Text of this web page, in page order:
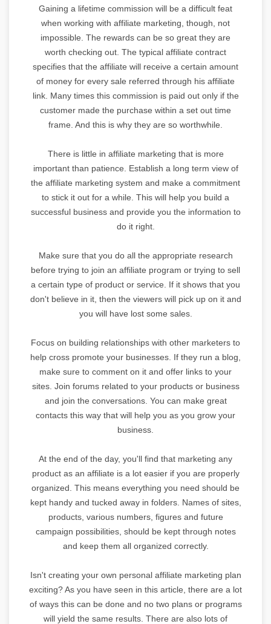
Gaining a lifetime commission will be a difficult feat
when working with affiliate marketing, though, not
impossible. The rewards can be so great they are
worth checking out. The typical affiliate contract
specifies that the affiliate will receive a certain amount
of money for every sale referred through his affiliate
link. Many times this commission is paid out only if the
customer made the purchase within a set out time
frame. And this is why they are so worthwhile.
There is little in affiliate marketing that is more
important than patience. Establish a long term view of
the affiliate marketing system and make a commitment
to stick it out for a while. This will help you build a
successful business and provide you the information to
do it right.
Make sure that you do all the appropriate research
before trying to join an affiliate program or trying to sell
a certain type of product or service. If it shows that you
don't believe in it, then the viewers will pick up on it and
you will have lost some sales.
Focus on building relationships with other marketers to
help cross promote your businesses. If they run a blog,
make sure to comment on it and offer links to your
sites. Join forums related to your products or business
and join the conversations. You can make great
contacts this way that will help you as you grow your
business.
At the end of the day, you'll find that marketing any
product as an affiliate is a lot easier if you are properly
organized. This means everything you need should be
kept handy and tucked away in folders. Names of sites,
products, various numbers, figures and future
campaign possibilities, should be kept through notes
and keep them all organized correctly.
Isn't creating your own personal affiliate marketing plan
exciting? As you have seen in this article, there are a lot
of ways this can be done and no two plans or programs
will yield the same results. There are also lots of